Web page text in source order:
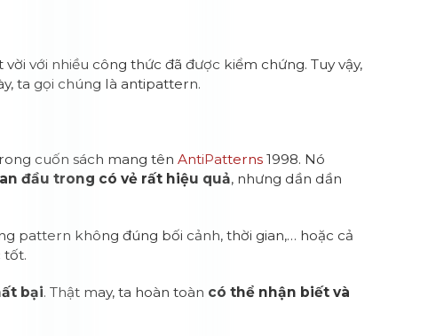
với nhiều công thức đã được kiểm chứng. Tuy vậy,
ta gọi chúng là antipattern.
cuốn sách mang tênAntiPatterns 1998. Nó
đầu trong có vẻ rất hiệu quả, nhưng dần dần
pattern không đúng bối cảnh, thời gian,… hoặc cả
tốt.
bại. Thật may, ta hoàn toàn có thể nhận biết và